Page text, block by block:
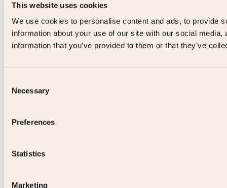
This website uses cookies
We use cookies to personalise content and ads, to provide
information about your use of our site with our social
information that you’ve provided to them or that they’ve
Selection
Necessary
Preferences
Statistics
Marketing